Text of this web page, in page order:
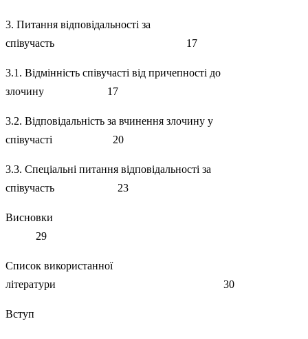
3. Питання відповідальності за
співучасть 17
3.1. Відмінність співучасті від причепності до
злочину 17
3.2. Відповідальність за вчинення злочину у
співучасті 20
3.3. Спеціальні питання відповідальності за
співучасть 23
Висновки
29
Список використанної
літератури 30
Вступ